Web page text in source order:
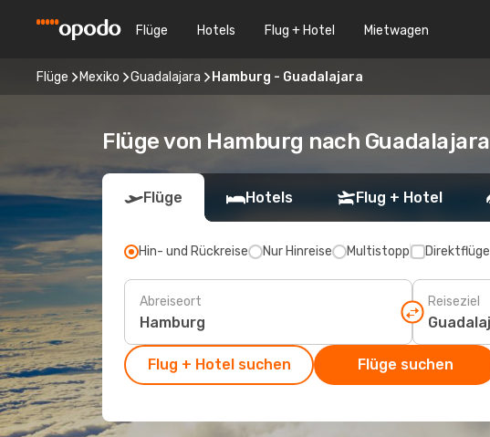
Flüge Hotels Flug + Hotel Mietwagen
Flüge Mexiko Guadalajara Hamburg - Guadalajara
Flüge von Hamburg nach Guadalajara
Flüge Hotels Flug + Hotel
Hin- und Rückreise Nur Hinreise Multistopp Direktflüge
Abreiseort Reiseziel
Flug + Hotel suchen Flüge suchen